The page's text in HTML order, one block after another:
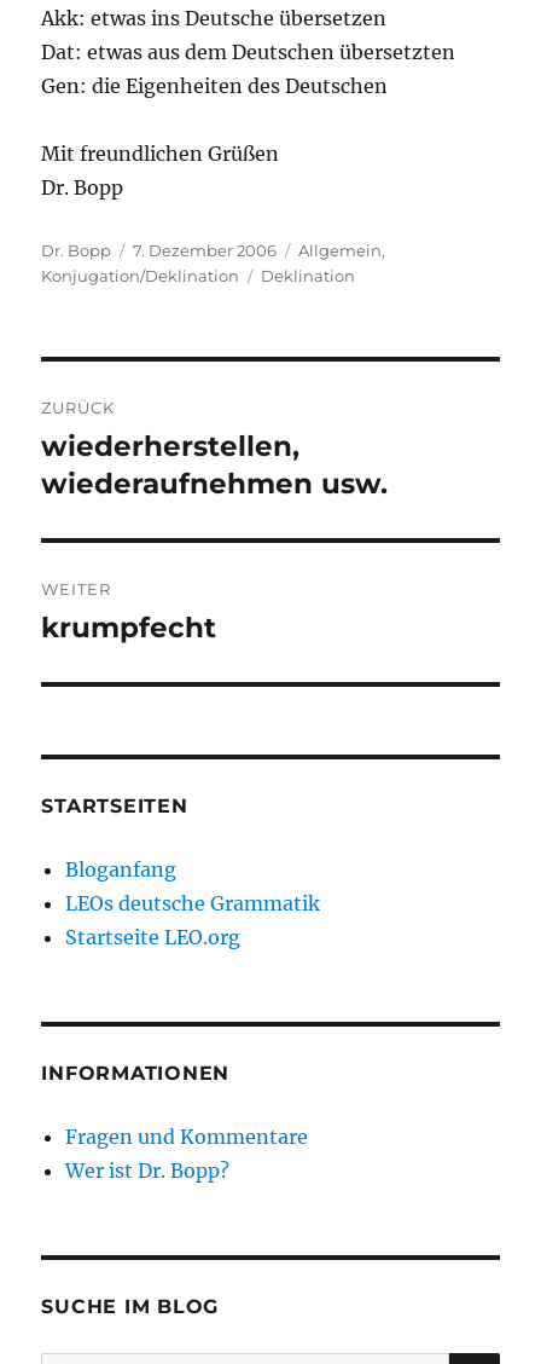
Akk: etwas ins Deutsche übersetzen
Dat: etwas aus dem Deutschen übersetzten
Gen: die Eigenheiten des Deutschen
Mit freundlichen Grüßen
Dr. Bopp
Autor
Dr. Bopp
Veröffentlicht
am
7. Dezember 2006 Kategorien
Allgemein,
Konjugation/Deklination
Schlagwörter
Deklination
ZURÜCK
Vorheriger
Beitrag:
wiederherstellen,
wiederaufnehmen usw.
WEITER
Nächster
krumpfecht
STARTSEITEN
Bloganfang
LEOs deutsche Grammatik
Startseite LEO.org
INFORMATIONEN
Fragen und Kommentare
Wer ist Dr. Bopp?
SUCHE IM BLOG